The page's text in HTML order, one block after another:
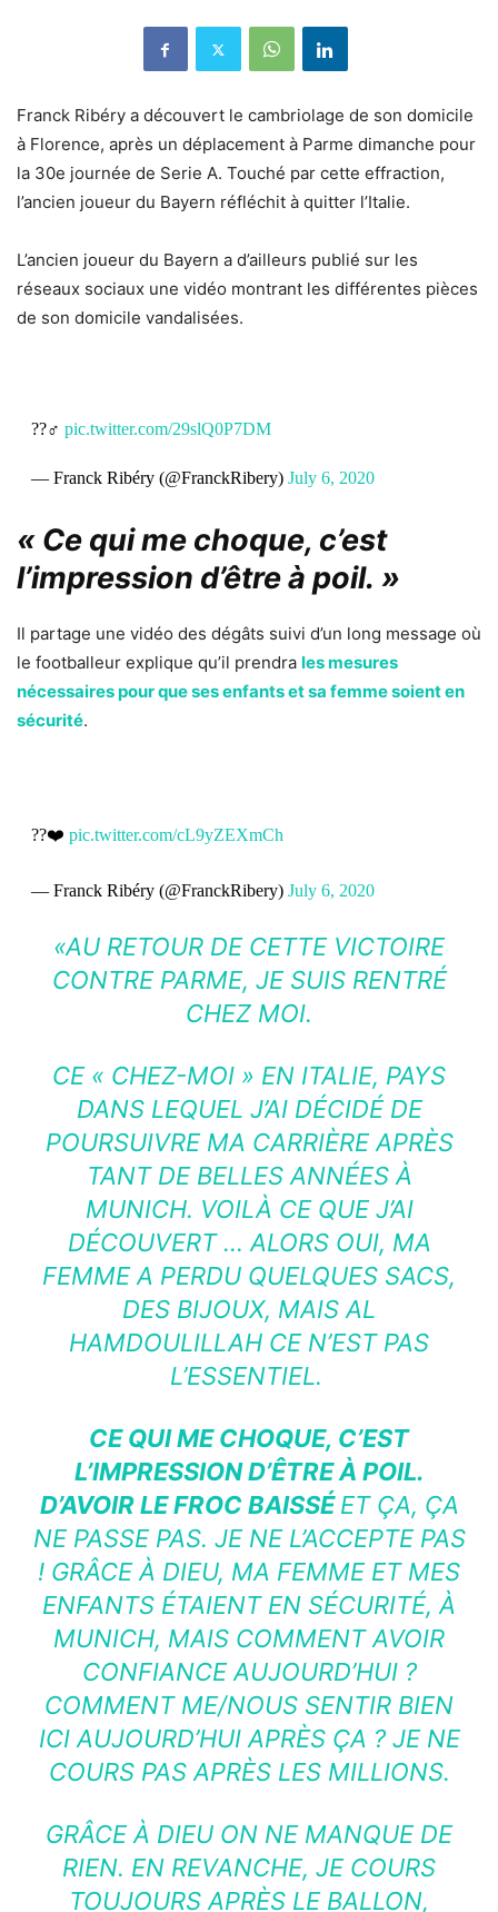
Franck Ribéry a découvert le cambriolage de son domicile
à Florence, après un déplacement à Parme dimanche pour
la 30e journée de Serie A. Touché par cette effraction,
l’ancien joueur du Bayern réfléchit à quitter l’Italie.
L’ancien joueur du Bayern a d’ailleurs publié sur les
réseaux sociaux une vidéo montrant les différentes pièces
de son domicile vandalisées.
??‍♂️ pic.twitter.com/29slQ0P7DM
— Franck Ribéry (@FranckRibery) July 6, 2020
« Ce qui me choque, c’est
l’impression d’être à poil. »
Il partage une vidéo des dégâts suivi d’un long message où
le footballeur explique qu’il prendra les mesures
nécessaires pour que ses enfants et sa femme soient en
sécurité.
??❤️ pic.twitter.com/cL9yZEXmCh
— Franck Ribéry (@FranckRibery) July 6, 2020
«AU RETOUR DE CETTE VICTOIRE
CONTRE PARME, JE SUIS RENTRÉ
CHEZ MOI.
CE « CHEZ-MOI » EN ITALIE, PAYS
DANS LEQUEL J’AI DÉCIDÉ DE
POURSUIVRE MA CARRIÈRE APRÈS
TANT DE BELLES ANNÉES À
MUNICH. VOILÀ CE QUE J’AI
DÉCOUVERT … ALORS OUI, MA
FEMME A PERDU QUELQUES SACS,
DES BIJOUX, MAIS AL
HAMDOULILLAH CE N’EST PAS
L’ESSENTIEL.
CE QUI ME CHOQUE, C’EST
L’IMPRESSION D’ÊTRE À POIL.
D’AVOIR LE FROC BAISSÉET ÇA, ÇA
NE PASSE PAS. JE NE L’ACCEPTE PAS
! GRÂCE À DIEU, MA FEMME ET MES
ENFANTS ÉTAIENT EN SÉCURITÉ, À
MUNICH, MAIS COMMENT AVOIR
CONFIANCE AUJOURD’HUI ?
COMMENT ME/NOUS SENTIR BIEN
ICI AUJOURD’HUI APRÈS ÇA ? JE NE
COURS PAS APRÈS LES MILLIONS.
GRÂCE À DIEU ON NE MANQUE DE
RIEN. EN REVANCHE, JE COURS
TOUJOURS APRÈS LE BALLON,